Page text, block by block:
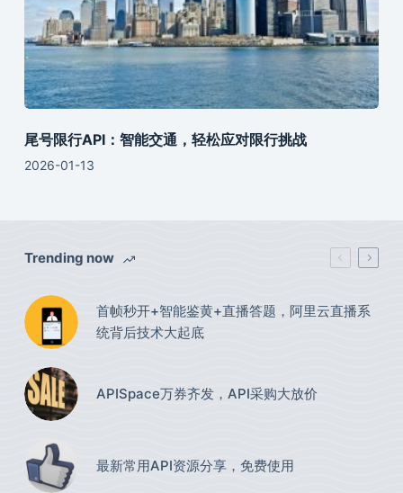
尾号限行API：智能交通，轻松应对限行挑战
2026-01-13
Trending now
首帧秒开+智能鉴黄+直播答题，阿里云直播系
统背后技术大起底
APISpace万券齐发，API采购大放价
最新常用API资源分享，免费使用​